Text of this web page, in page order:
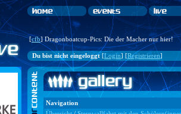
[cfb] Dragonboatcup-Pics: Die der Macher nur hier!
Du bist nicht eingeloggt[Login] [Registrieren]
Navigation